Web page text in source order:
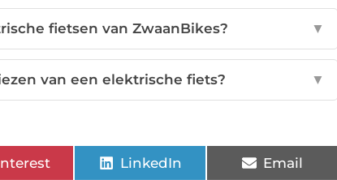
fietsen van ZwaanBikes? ▼
van een elektrische fiets? ▼
LinkedIn Email